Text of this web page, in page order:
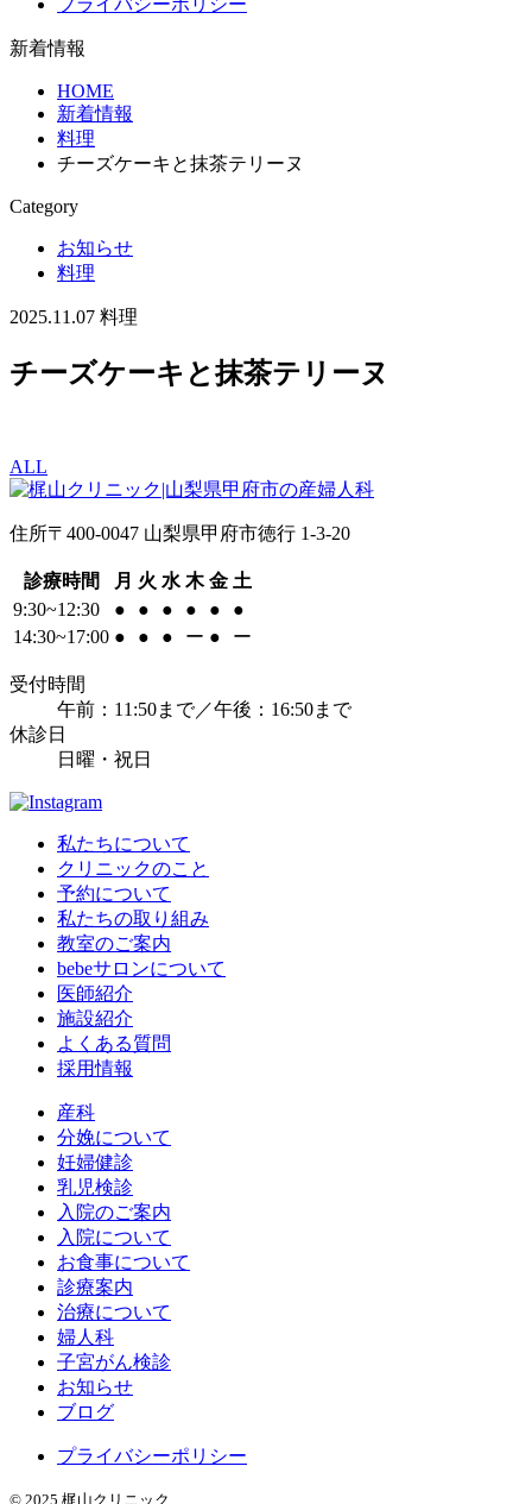
プライバシーポリシー
新着情報
HOME
新着情報
料理
チーズケーキと抹茶テリーヌ
Category
お知らせ
料理
2025.11.07 料理
チーズケーキと抹茶テリーヌ
ALL
住所〒400-0047 山梨県甲府市徳行 1-3-20
診療時間 月 火 水 木 金 土
9:30~12:30
● ● ● ● ●
●
14:30~17:00 ● ● ● ー ● ー
受付時間
午前：11:50まで／午後：16:50まで
休診日
日曜・祝日
私たちについて
クリニックのこと
予約について
私たちの取り組み
教室のご案内
bebeサロンについて
医師紹介
施設紹介
よくある質問
採用情報
産科
分娩について
妊婦健診
乳児検診
入院のご案内
入院について
お食事について
診療案内
治療について
婦人科
子宮がん検診
お知らせ
ブログ
プライバシーポリシー
© 2025 梶山クリニック.